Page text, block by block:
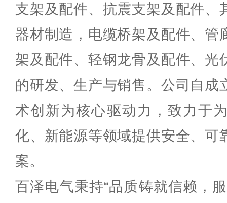
支架及配件、抗震支架及配件、
器材制造，电缆桥架及配件、管
架及配件、轻钢龙骨及配件、光
的研发、生产与销售。公司自成
术创新为核心驱动力，致力于
化、新能源等领域提供安全、可
案。
百泽电气秉持“品质铸就信赖，